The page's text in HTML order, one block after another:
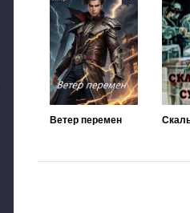
Ветер перемен